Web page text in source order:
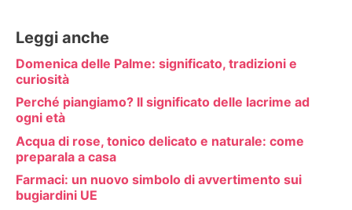
Leggi anche
Domenica delle Palme: significato, tradizioni e
curiosità
Perché piangiamo? Il significato delle lacrime ad
ogni età
Acqua di rose, tonico delicato e naturale: come
preparala a casa
Farmaci: un nuovo simbolo di avvertimento sui
bugiardini UE